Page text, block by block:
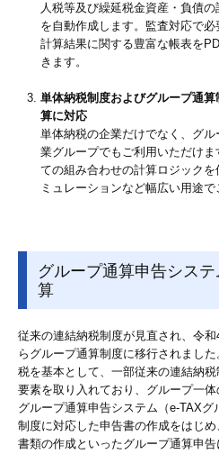
人税等及び繰延税金資産・負債
を自動作成します。監査対応で
計算結果に関する豊富な帳表を
きます。
単体納税制度およびグループ通
算に対応
単体納税の企業だけでなく、グ
業グループでもご利用いただけ
ての組み合わせの計算ロジック
ミュレーションなど幅広い用途で
グループ通算申告シス
算
従来の連結納税制度が見直され、令
らグループ通算制度に移行されまし
税を基本として、一部従来の連結納
要素を取り入れており、グループ一体
グループ通算申告システム（e-TAX
制度に対応した申告書の作成をはじ
書類の作成といったグループ通算申